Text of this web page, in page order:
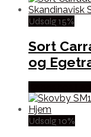
Udsalg 15%
Sort
og
Udsalg 10%